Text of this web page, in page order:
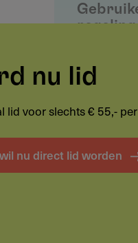
regeling
regeling of
Maak
nu lid
lid voor slechts € 55,-
nu direct lid worden